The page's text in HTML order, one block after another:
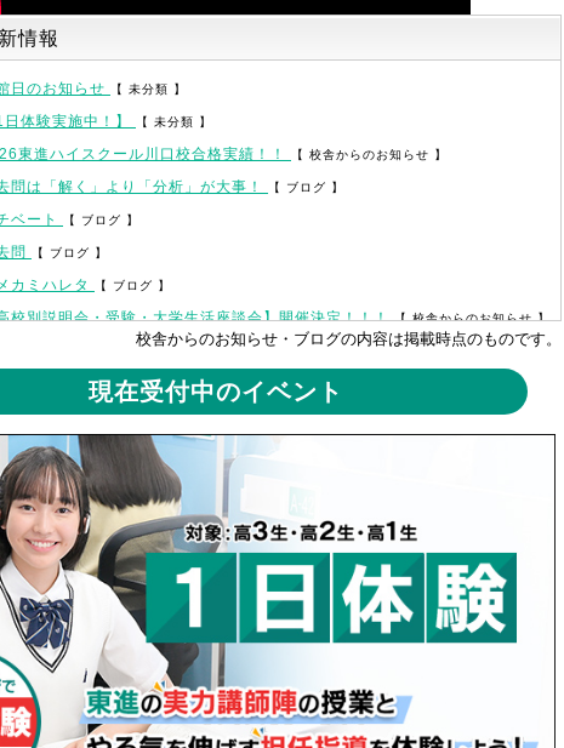
情報
日のお知らせ 【 未分類 】
日体験実施中！】 【 未分類 】
東進ハイスクール川口校合格実績！！ 【 校舎からのお知らせ 】
問は「解く」より「分析」が大事！ 【 ブログ 】
ベート 【 ブログ 】
問 【 ブログ 】
カミハレタ 【 ブログ 】
校別説明会・受験・大学生活座談会】開催決定！！！【 校舎からのお知らせ 】
休みを制する勉強スケジュールとは？ 【 ブログ 】
問の復習は効率良く！【 ブログ 】
校舎からのお知らせ・ブログの内容は掲載時点のものです。
現在受付中のイベント